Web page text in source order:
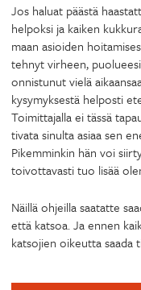
Jos haluat päästä
helpoksi ja kaiken
maan asioiden
tehnyt virheen,
onnistunut vielä
kysymyksestä helposti
Toimittajalla ei tässä
tivata sinulta asiaa sen
Pikemminkin hän voi
toivottavasti tuo lisää
Näillä ohjeilla saatatte
että katsoa. Ja ennen
katsojien oikeutta saada